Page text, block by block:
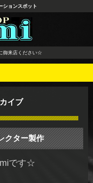
イヤ ホ
グ カーオ
ート
ションスポット
御来店ください☆
イブ
クター製作
です☆